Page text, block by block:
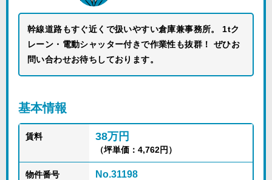
幹線道路もすぐ近くで扱いやすい倉庫兼事務所。 1tク
レーン・電動シャッター付きで作業性も抜群！ ぜひお
問い合わせお待ちしております。
基本情報
賃料 38万円
（坪単価：4,762円）
物件番号 No.31198